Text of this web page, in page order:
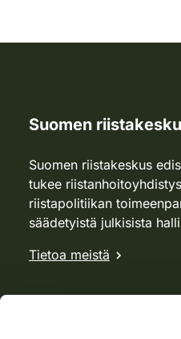
Suomen
Suomen riistakeskus
tukee
riistapolitiikan
säädetyistä julkisista
Tietoa meistä